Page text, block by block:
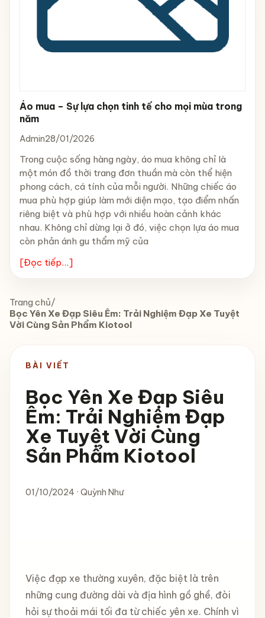
Áo mua – Sự lựa chọn tinh tế cho mọi mùa trong
năm
Admin28/01/2026
Trong cuộc sống hàng ngày, áo mua không chỉ là
một món đồ thời trang đơn thuần mà còn thể hiện
phong cách, cá tính của mỗi người. Những chiếc áo
mua phù hợp giúp làm mới diện mạo, tạo điểm nhấn
riêng biệt và phù hợp với nhiều hoàn cảnh khác
nhau. Không chỉ dừng lại ở đó, việc chọn lựa áo mua
còn phản ánh gu thẩm mỹ của
[Đọc tiếp...]
Trang chủ/
Bọc Yên Xe Đạp Siêu Êm: Trải Nghiệm Đạp Xe Tuyệt
Vời Cùng Sản Phẩm Kiotool
BÀI VIẾT
Bọc Yên Xe Đạp Siêu
Êm: Trải Nghiệm Đạp
Xe Tuyệt Vời Cùng
Sản Phẩm Kiotool
01/10/2024 · Quỳnh Như
Việc đạp xe thường xuyên, đặc biệt là trên
những cung đường dài và địa hình gồ ghề, đòi
hỏi sự thoải mái tối đa từ chiếc yên xe. Chính vì